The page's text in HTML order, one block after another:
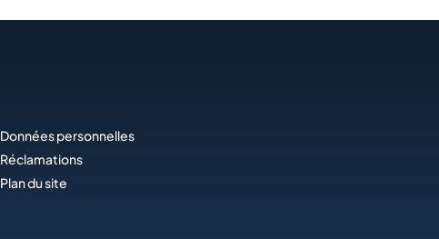
Données personnelles
Réclamations
Plan du site